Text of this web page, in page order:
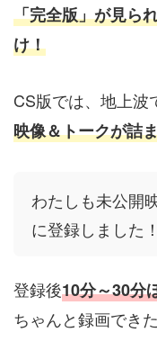
「完全版」が見ら
け！
CS版では、地上波
映像＆トークが詰
わたしも未公開
に登録しました！
登録後10分～30分
ちゃんと録画でき